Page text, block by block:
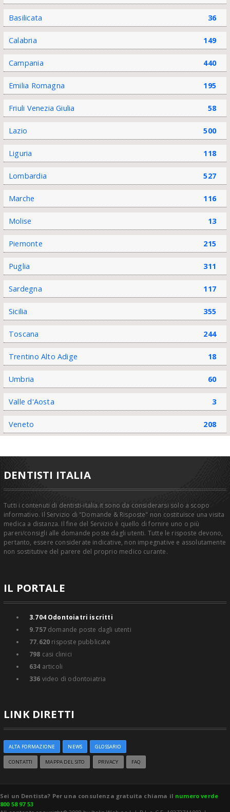
Basilicata 36
Calabria 149
Campania 440
Emilia Romagna 195
Friuli Venezia Giulia 58
Lazio 500
Liguria 118
Lombardia 527
Marche 116
Molise 13
Piemonte 215
Puglia 311
Sardegna 117
Sicilia 355
Toscana 244
Trentino Alto Adige 18
Umbria 60
Valle d'Aosta 3
Veneto 208
DENTISTI ITALIA
Tutti i contenuti di dentisti-italia.it sono da considerarsi solo a scopo
informativo. Il Servizio di "Domande & Risposte" non costituisce una visita
medica a distanza. Il fine del Servizio è quello di fornire uno o più
pareri/consigli alle domande poste dagli utenti. Tutte le risposte devono,
pertanto, essere considerate indicative, non impegnative e assolutamente
non sostitutive del parere del proprio medico curante.
IL PORTALE
3.704Odontoiatri iscritti
9.757domande poste dagli utenti
77.620 risposte pubblicate
798 casi clinici
634 articoli
336 video di odontoiatria
LINK DIRETTI
ALTA FORMAZIONE NEWS GLOSSARIO
CONTATTI MAPPA DEL SITO PRIVACY FAQ
Sei un Dentista? Per una consulenza gratuita chiama il numero verde
800 58 97 53